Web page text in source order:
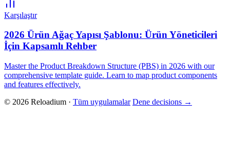
Karşılaştır
2026 Ürün Ağaç Yapısı Şablonu: Ürün Yöneticileri
İçin Kapsamlı Rehber
Master the Product Breakdown Structure (PBS) in 2026 with our
comprehensive template guide. Learn to map product components
and features effectively.
© 2026 Reloadium · Tüm uygulamalar Dene decisions →